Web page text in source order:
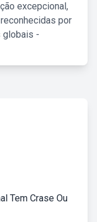
excepcional,
por
globais -
Tem Crase Ou